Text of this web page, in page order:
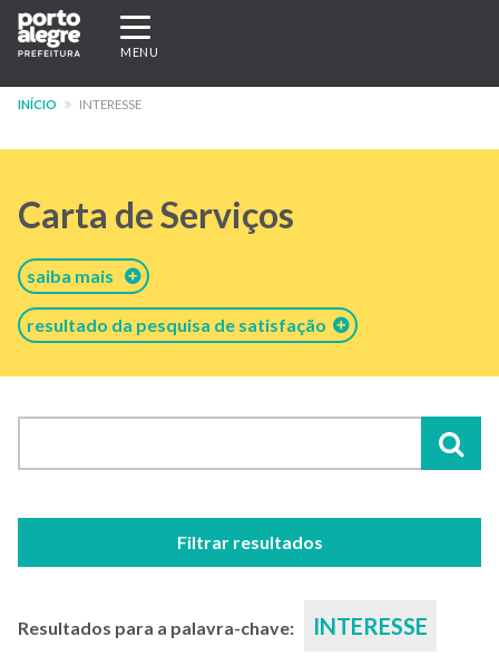
Pular
para
conteúdo
Expandir/recolher
navegação
MENU
INÍCIO INTERESSE
Carta de Serviços
saiba mais
resultado da pesquisa de satisfação
Filtrar resultados
Resultados para a palavra-chave: INTERESSE